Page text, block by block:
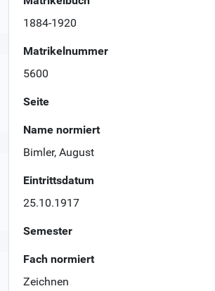
1884-1920
Matrikelnummer
5600
Seite
Name normiert
Bimler, August
Eintrittsdatum
25.10.1917
Semester
Fach normiert
Zeichnen